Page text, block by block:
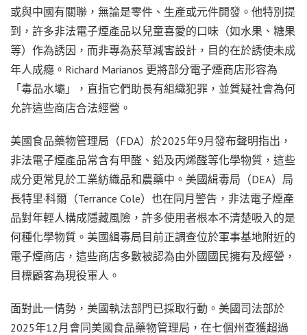
或與中國有關聯，無論是零件、生產或元件開發。他特別提
到，許多非法電子煙產品以兒童喜愛的口味（如水果、糖果
等）作為誘因，而非專為菸草減害設計，目的在於誘使未成
年人成癮。Richard Marianos 更將部分電子煙商店形容為
「毒品水壩」，直指它們助長有組織犯罪，並質疑社會為何
允許這些商店合法經營。
美國食品藥物管理局（FDA）於2025年9月發布聲明指出，
非法電子煙產品常含有甲醛、鉛及丙烯醛等化學物質，這些
成分更常見於工業紡織品和農藥中。美國緝毒局（DEA）局
長特里·科爾（Terrance Cole）也在同月警告，非法電子煙產
品對年輕人構成隱藏風險，許多使用者根本不清楚吸入的是
何種化學物質。美國緝毒局目前正調查位於軍事基地附近的
電子煙商店，這些商店多數被認為由外國國民擁有及經營，
目標顧客為現役軍人。
面對此一情勢，美國執法部門已採取行動。美國司法部於
2025年12月會同美國食品藥物管理局，在七個州查獲超過